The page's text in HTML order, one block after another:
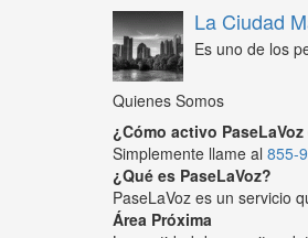
La Ciudad
Es uno de los
Quienes Somos
¿Cómo activo
Simplemente llame al 855-
¿Qué es PaseLaVoz?
PaseLaVoz es un servicio
Área Próxima